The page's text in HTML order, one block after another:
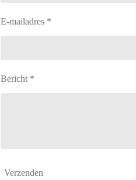
E-mailadres *
Bericht *
Verzenden